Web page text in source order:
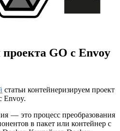
GO с Envoy
статьи контейнеризируем проект
Envoy.
— это процесс преобразования
в пакет или контейнер с